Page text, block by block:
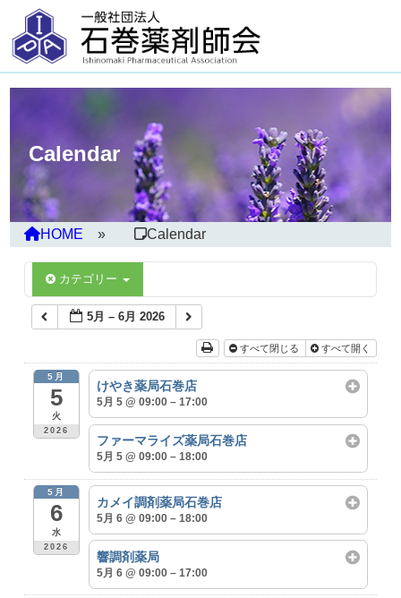
Calendar
HOME Calendar
カテゴリー
5月 – 6月 2026
すべて閉じる すべて開く
5月
5
火
2026
けやき薬局石巻店
5月 5 @ 09:00 – 17:00
ファーマライズ薬局石巻店
5月 5 @ 09:00 – 18:00
5月
6
水
2026
カメイ調剤薬局石巻店
5月 6 @ 09:00 – 18:00
響調剤薬局
5月 6 @ 09:00 – 17:00